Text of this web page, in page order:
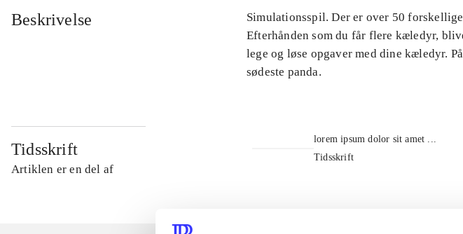
Beskrivelse
Simulationsspil. Der er over 50
Efterhånden som du får flere kæledyr,
lege og løse opgaver med dine kæledyr.
sødeste panda.
Tidsskrift
Artiklen er en del af
lorem ipsum dolor sit amet ...
Tidsskrift